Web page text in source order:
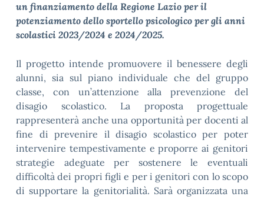
un finanziamento della Regione Lazio per il
potenziamento dello sportello psicologico per gli anni
scolastici 2023/2024 e 2024/2025.
Il progetto intende promuovere il benessere degli
alunni, sia sul piano individuale che del gruppo
classe, con un’attenzione alla prevenzione del
disagio scolastico. La proposta progettuale
rappresenterà anche una opportunità per docenti al
fine di prevenire il disagio scolastico per poter
intervenire tempestivamente e proporre ai genitori
strategie adeguate per sostenere le eventuali
difficoltà dei propri figli e per i genitori con lo scopo
di supportare la genitorialità. Sarà organizzata una